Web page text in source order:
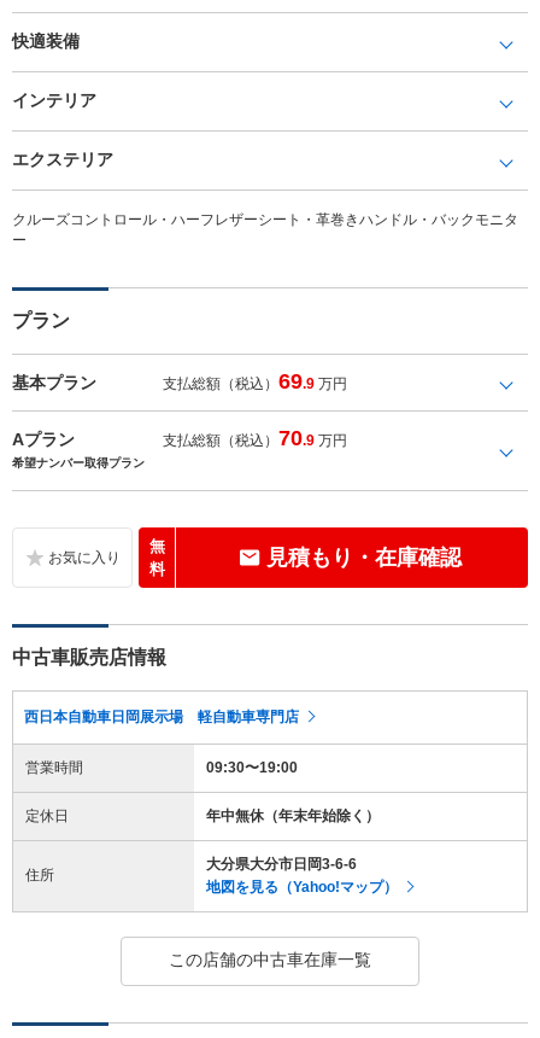
快適装備
インテリア
エクステリア
クルーズコントロール・ハーフレザーシート・革巻きハンドル・バックモニタ
ー
プラン
基本プラン 支払総額（税込）69.9 万円
Aプラン 支払総額（税込） 70.9 万円
希望ナンバー取得プラン
無
料
見積もり・在庫確認
中古車販売店情報
西日本自動車日岡展示場 軽自動車専門店
営業時間 09:30〜19:00
定休日 年中無休（年末年始除く）
住所
大分県大分市日岡3-6-6
地図を見る（Yahoo!マップ）
この店舗の中古車在庫一覧